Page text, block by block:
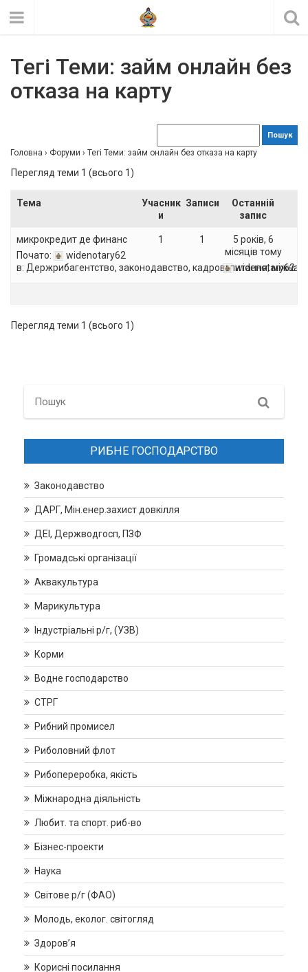
Тегі Теми: займ онлайн без
отказа на карту
Головна › Форуми › Тегі Теми: займ онлайн без отказа на карту
Перегляд теми 1 (всього 1)
Тема
Учасник
и
Записи
Останній
запис
микрокредит де финанс
Почато:
widenotary62
в: Держрибагентство, законодавство, кадрові питання,
1 1
5 років, 6
місяців тому
widenotary62
Перегляд теми 1 (всього 1)
Search
РИБНЕ ГОСПОДАРСТВО
Законодавство
ДАРГ, Мін.енер.захист довкілля
ДЕІ, Держводгосп, ПЗФ
Громадські організації
Аквакультура
Марикультура
Індустріальні р/г, (УЗВ)
Корми
Водне господарство
СТРГ
Рибний промисел
Риболовний флот
Рибопереробка, якість
Міжнародна діяльність
Любит. та спорт. риб-во
Бізнес-проекти
Наука
Світове р/г (ФАО)
Молодь, еколог. світогляд
Здоров’я
Корисні посилання